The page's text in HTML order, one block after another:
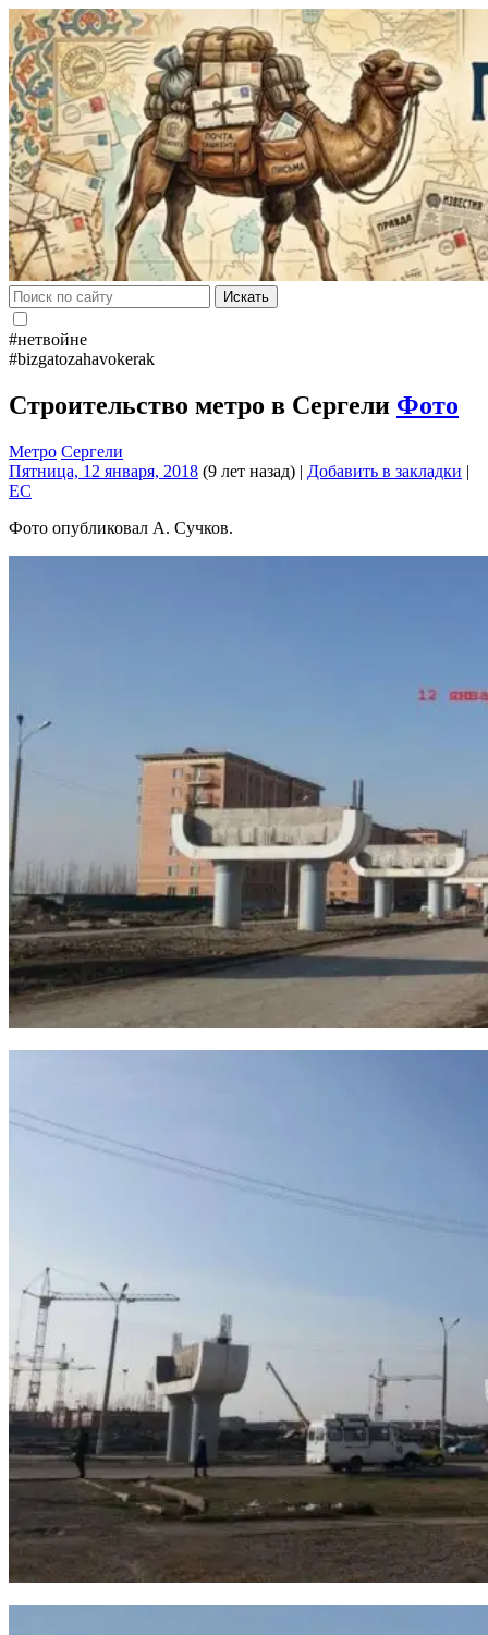
Искать
#нетвойне
#bizgatozahavokerak
Строительство метро в Сергели Фото
Метро Сергели
Пятница, 12 января, 2018 (9 лет назад) | Добавить в закладки |
EC
Фото опубликовал А. Сучков.